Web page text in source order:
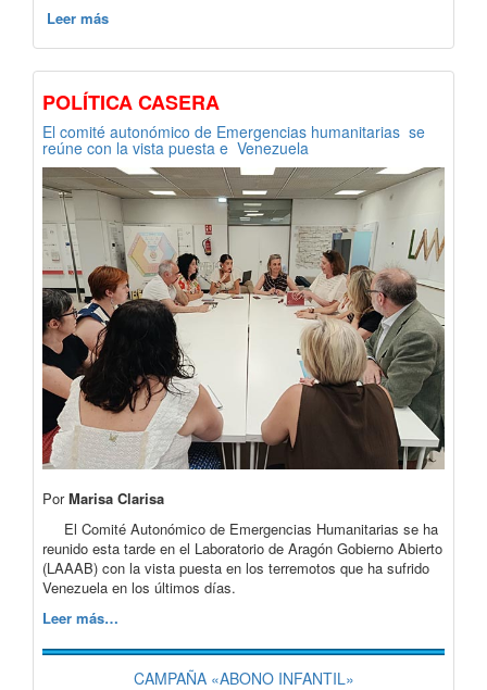
Leer más
POLÍTICA CASERA
El comité autonómico de Emergencias humanitarias se
reúne con la vista puesta e Venezuela
PorMarisa Clarisa
El Comité Autonómico de Emergencias Humanitarias se ha
reunido esta tarde en el Laboratorio de Aragón Gobierno Abierto
(LAAAB) con la vista puesta en los terremotos que ha sufrido
Venezuela en los últimos días.
Leer más…
CAMPAÑA «ABONO INFANTIL»